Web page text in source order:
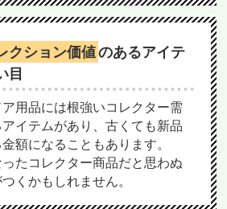
クション価値のあるアイテ
目
用品には根強いコレクター需
イテムがあり、古くても新品
額になることもあります。
たコレクター商品だと思わぬ
くかもしれません。